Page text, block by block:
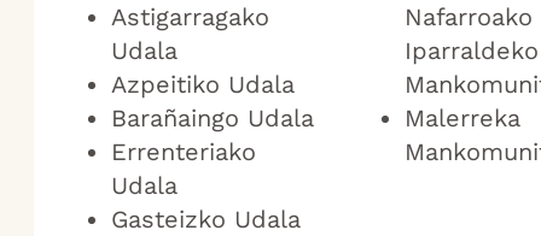
Astigarragako
Udala
Azpeitiko Udala
Barañaingo Udala
Errenteriako
Udala
Gasteizko Udala
Nafarroako
Malerreka